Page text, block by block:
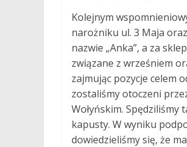
Kolejnym
narożniku ul. 3 Maja
nazwie „Anka”, a za
związane z wrześniem
zajmując pozycje celem
zostaliśmy otoczeni
Wołyńskim. Spędziliśmy
kapusty. W wyniku
dowiedzieliśmy się, że